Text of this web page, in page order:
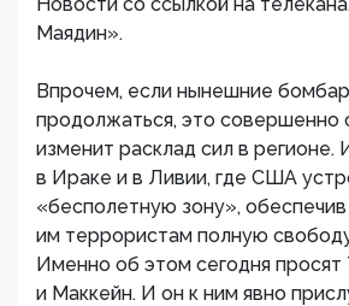
Маядин».
Впрочем, если нынешние
продолжаться, это совершенно
изменит расклад сил в регионе.
в Ираке и в Ливии, где США
«бесполетную зону»,
им террористам полную
Именно об этом сегодня
и Маккейн. И он к ним явно